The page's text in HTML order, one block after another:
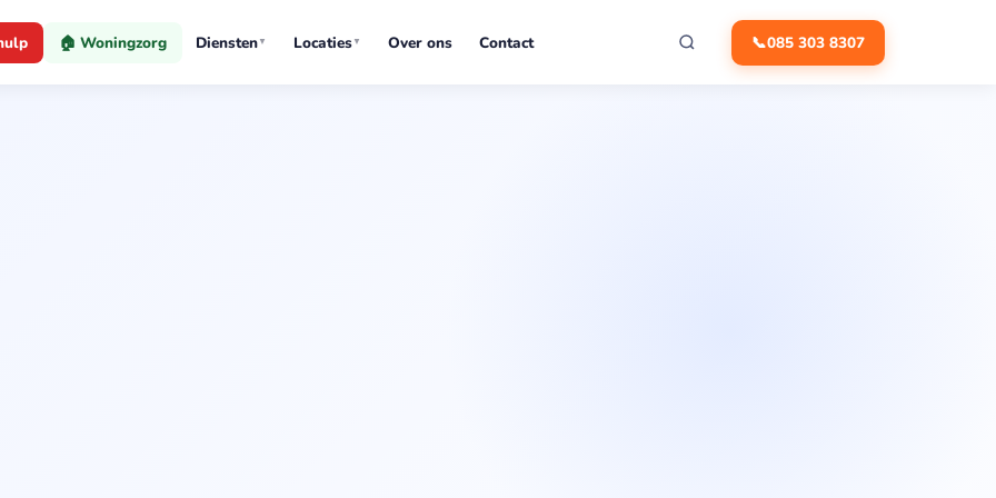
🏠 Woningzorg Diensten▼ Locaties▼ Over ons Contact 📞085 303 8307